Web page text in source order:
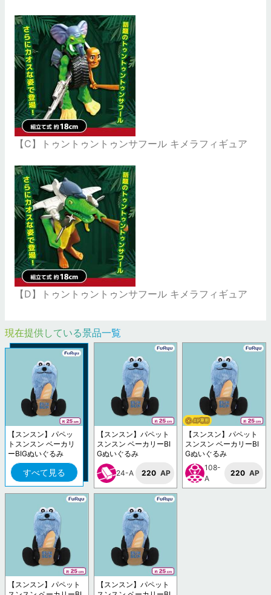
【C】トゥントゥントゥンサフール キメラフィギュア
【D】トゥントゥントゥンサフール キメラフィギュア
現在提供している景品一覧
【スンスン】パペッ
トスンスン ベーカリ
ーBIGぬいぐるみ
すべて見る
【スンスン】パペット
スンスン ベーカリーBI
Gぬいぐるみ
24-A 220 AP
【スンスン】パペット
スンスン ベーカリーBI
Gぬいぐるみ
108-
A
220 AP
【スンスン】パペット
【スンスン】パペット